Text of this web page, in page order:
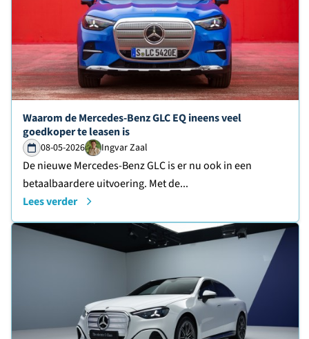
Lees verder over
Waarom de Mercedes-Benz GLC EQ ineens veel
goedkoper te leasen is
08-05-2026 Ingvar Zaal
De nieuwe Mercedes-Benz GLC is er nu ook in een
betaalbaardere uitvoering. Met de...
Lees verder